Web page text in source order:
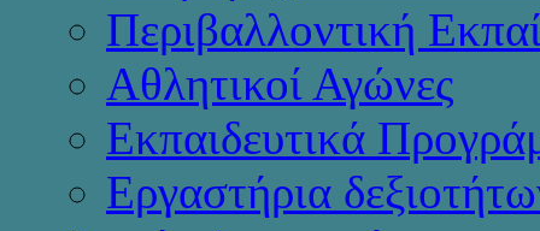
Περιβαλλοντική
Αθλητικοί Αγώνες
Εκπαιδευτικά
Εργαστήρια